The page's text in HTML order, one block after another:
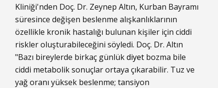
Kliniği'nden Doç. Dr. Zeynep Altın, Kurban Bayramı
süresince değişen beslenme alışkanlıklarının
özellikle kronik hastalığı bulunan kişiler için ciddi
riskler oluşturabileceğini söyledi. Doç. Dr. Altın
"Bazı bireylerde birkaç günlükdiyet bozma bile
ciddi metabolik sonuçlar ortaya çıkarabilir. Tuz ve
yağ oranı yüksek beslenme; tansiyon